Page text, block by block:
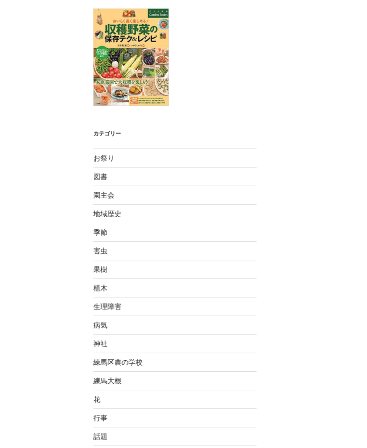
カテゴリー
お祭り
図書
園主会
地域歴史
季節
害虫
果樹
植木
生理障害
病気
神社
練馬区農の学校
練馬大根
花
行事
話題